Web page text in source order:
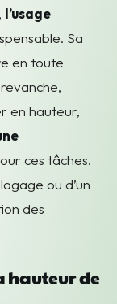
l’usage
Sa
en toute
en hauteur,
ces tâches.
ou d’un
des
hauteur de